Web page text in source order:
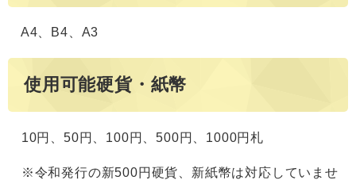
A4、B4、A3
使用可能硬貨・紙幣
10円、50円、100円、500円、1000円札
※令和発行の新500円硬貨、新紙幣は対応していませ